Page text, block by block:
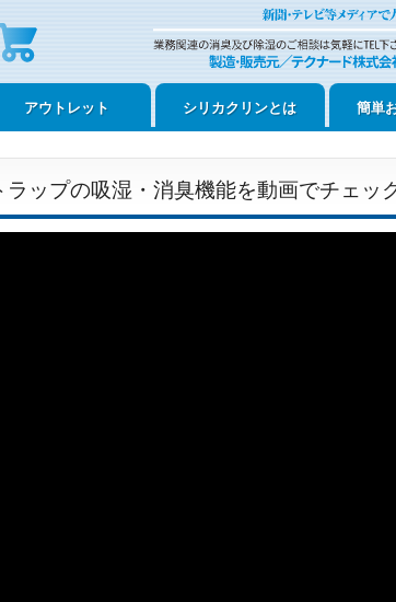
アウトレット シリカクリンとは 簡単
ラップの吸湿・消臭機能を動画でチェッ